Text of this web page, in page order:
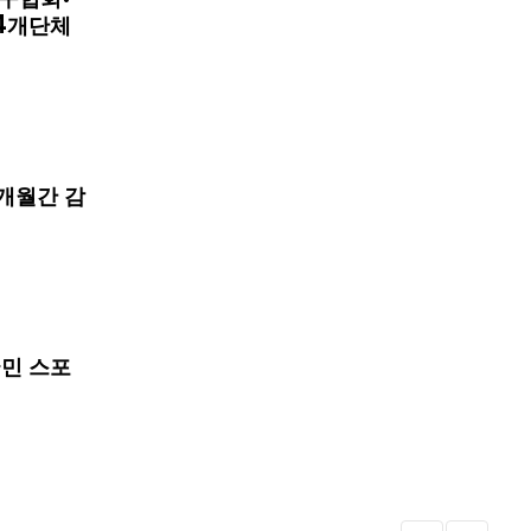
단체
월간 감
스포